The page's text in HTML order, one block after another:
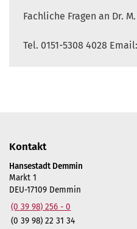
Fachliche Fragen an Dr.
Tel. 0151-5308 4028
Kontakt
Hansestadt Demmin
Markt 1
DEU-17109 Demmin
(0 39 98) 256 - 0
(0 39 98) 22 31 34